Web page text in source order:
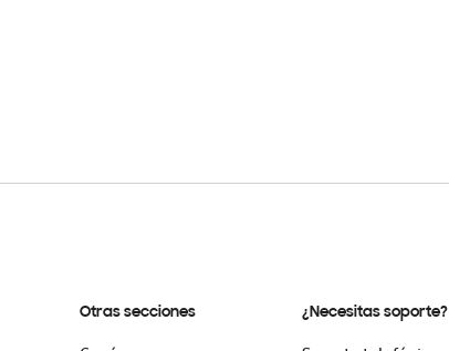
Otras secciones ¿Necesitas soporte?